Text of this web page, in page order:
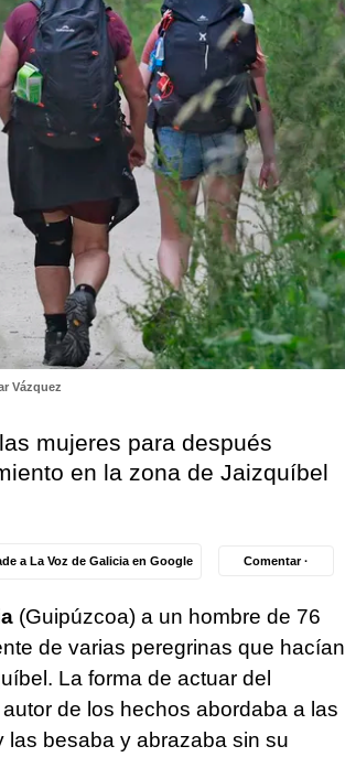
Vázquez
mujeres para después
en la zona de Jaizquíbel
a La Voz de Galicia en Google Comentar ·
(Guipúzcoa) a un hombre de 76
de varias peregrinas que hacían
La forma de actuar del
de los hechos abordaba a las
las besaba y abrazaba sin su